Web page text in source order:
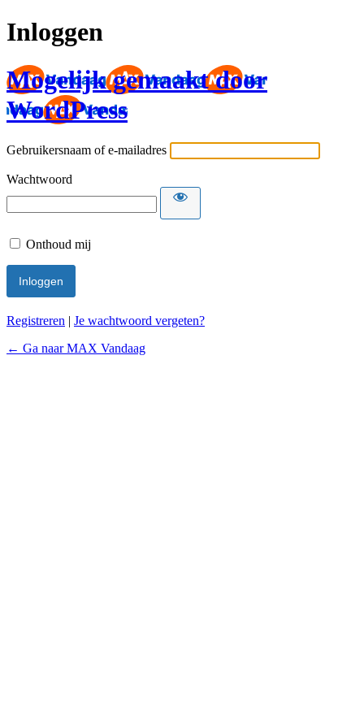
Inloggen
Mogelijk gemaakt door
WordPress
Gebruikersnaam of e-mailadres
Wachtwoord
Onthoud mij
Registreren | Je wachtwoord vergeten?
← Ga naar MAX Vandaag